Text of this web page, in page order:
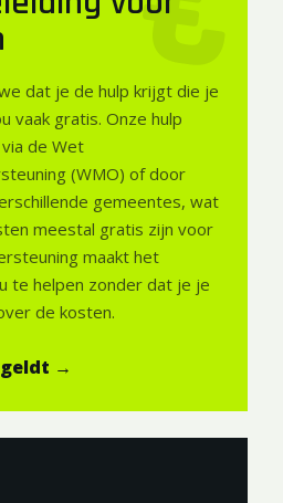
dat je de hulp krijgt die je
vaak gratis. Onze hulp
de Wet
(WMO) of door
gemeentes, wat
meestal gratis zijn voor
maakt het
te helpen zonder dat je je
de kosten.
→